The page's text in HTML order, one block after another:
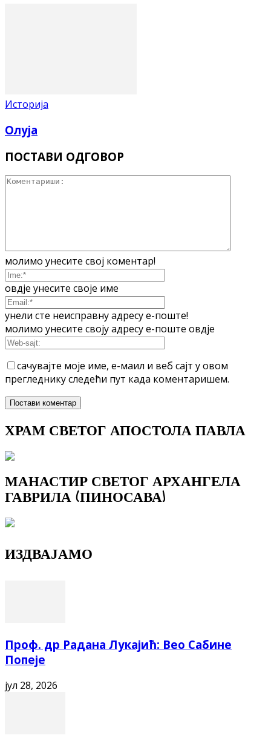
Историја
Олуја
ПОСТАВИ ОДГОВОР
молимо унесите свој коментар!
овдје унесите своје име
унели сте неисправну адресу е-поште!
молимо унесите своју адресу е-поште овдје
сачувајте моје име, е-маил и веб сајт у овом
прегледнику следећи пут када коментаришем.
ХРАМ СВЕТОГ АПОСТОЛА ПАВЛА
МАНАСТИР СВЕТОГ АРХАНГЕЛА
ГАВРИЛА (ПИНОСАВА)
ИЗДВАЈАМО
Проф. др Радана Лукајић: Вео Сабине
Попеје
јул 28, 2026